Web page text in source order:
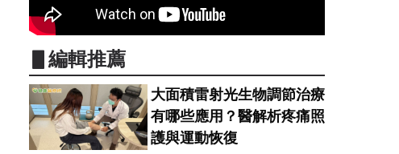
▋編輯推薦
大面積雷射光生物調節治療
有哪些應用？醫解析疼痛照
護與運動恢復